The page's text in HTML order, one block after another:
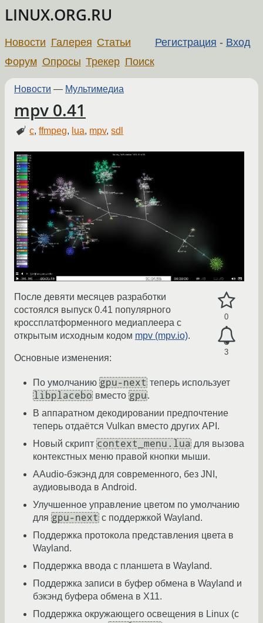
LINUX.ORG.RU
Регистрация - Вход
Новости Галерея Статьи
Форум Опросы Трекер Поиск
Новости — Мультимедиа
mpv 0.41
c,ffmpeg, lua, mpv,sdl
0
3
После девяти месяцев разработки
состоялся выпуск 0.41 популярного
кроссплатформенного медиаплеера с
открытым исходным кодом mpv (mpv.io).
Основные изменения:
По умолчанию gpu-next теперь использует
libplacebo вместо gpu.
В аппаратном декодировании предпочтение
теперь отдаётся Vulkan вместо других API.
Новый скрипт context_menu.lua для вызова
контекстных меню правой кнопки мыши.
AAudio-бэкэнд для современного, без JNI,
аудиовывода в Android.
Улучшенное управление цветом по умолчанию
для gpu-next с поддержкой Wayland.
Поддержка протокола представления цвета в
Wayland.
Поддержка ввода с планшета в Wayland.
Поддержка записи в буфер обмена в Wayland и
бэкэнд буфера обмена в X11.
Поддержка окружающего освещения в Linux (с